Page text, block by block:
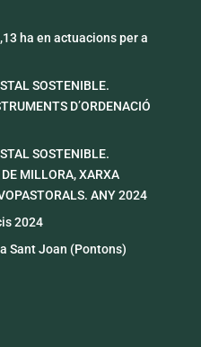
ha en actuacions per a
SOSTENIBLE.
D’ORDENACIÓ
SOSTENIBLE.
MILLORA, XARXA
ANY 2024
2024
Sant Joan (Pontons)